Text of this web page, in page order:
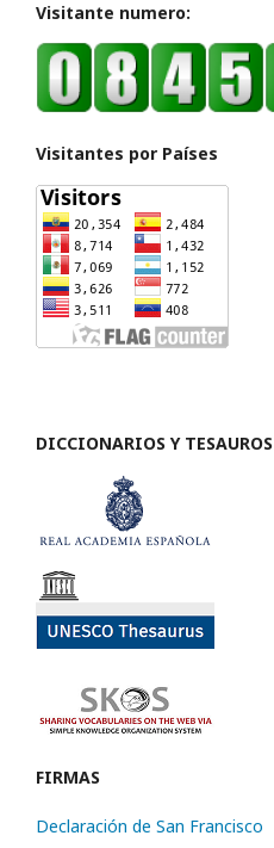
Visitante numero:
Visitantes por Países
DICCIONARIOS Y TESAUROS
FIRMAS
Declaración de San Francisco